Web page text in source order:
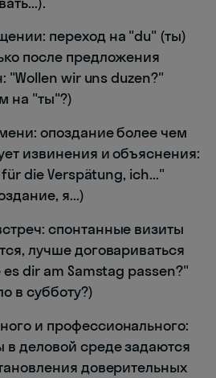
переход на "du" (ты)
после предложения
"Wollen wir uns duzen?"
на "ты"?)
опоздание более чем
извинения и объяснения:
die Verspätung, ich..."
я...)
спонтанные визиты
лучше договариваться
dir am Samstag passen?"
в субботу?)
и профессионального:
деловой среде задаются
доверительных